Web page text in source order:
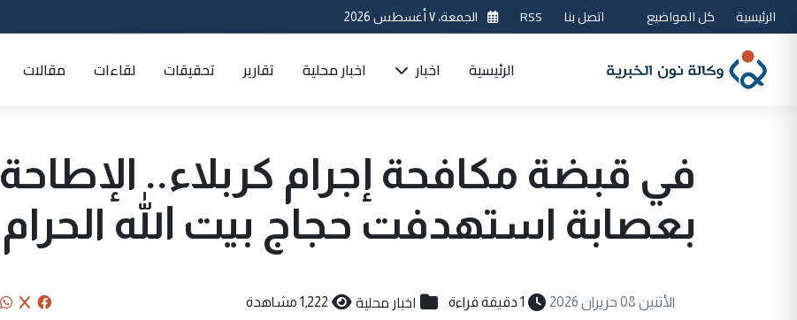
الرئيسية كل المواضيع اتصل بنا RSS الجمعة، ٧ أغسطس 2026
الرئيسية اخبار اخبار محلية تقارير تحقيقات لقاءات مقالات
في قبضة مكافحة إجرام كربلاء.. الإطاحة
بعصابة استهدفت حجاج بيت الله الحرام
الأثنين 08 حزيران 2026 1 دقيقة قراءة اخبار محلية 1,222 مشاهدة